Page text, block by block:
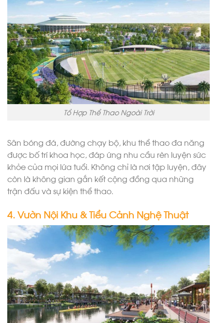
Tổ Hợp Thể Thao Ngoài Trời
Sân bóng đá, đường chạy bộ, khu thể thao đa năng
được bố trí khoa học, đáp ứng nhu cầu rèn luyện sức
khỏe của mọi lứa tuổi. Không chỉ là nơi tập luyện, đây
còn là không gian gắn kết cộng đồng qua những
trận đấu và sự kiện thể thao.
4. Vườn Nội Khu & Tiểu Cảnh Nghệ Thuật